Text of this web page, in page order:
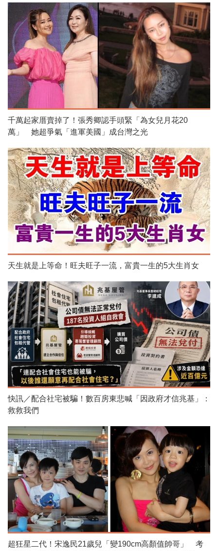
千萬起家厝賣掉了！張秀卿認手頭緊「為女兒月花20
萬」 她超爭氣「進軍美國」成台灣之光
天生就是上等命！旺夫旺子一流，富貴一生的5大生肖女
快訊／配合社宅被騙！數百房東悲喊「因政府才信兆基」：
救救我們
超狂星二代！宋逸民21歲兒「變190cm高顏值帥哥」 考